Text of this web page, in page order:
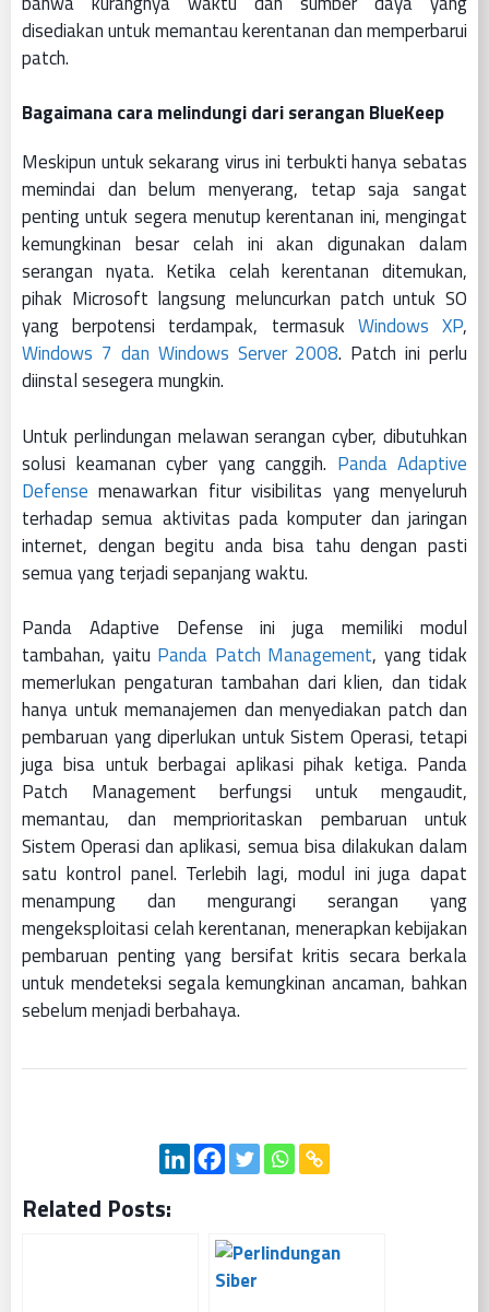
disediakan untuk memantau kerentanan dan memperbarui
patch.
Bagaimana cara melindungi dari serangan BlueKeep
Meskipun untuk sekarang virus ini terbukti hanya sebatas
memindai dan belum menyerang, tetap saja sangat
penting untuk segera menutup kerentanan ini, mengingat
kemungkinan besar celah ini akan digunakan dalam
serangan nyata. Ketika celah kerentanan ditemukan,
pihak Microsoft langsung meluncurkan patch untuk SO
yang berpotensi terdampak, termasuk Windows XP,
Windows 7 dan Windows Server 2008. Patch ini perlu
diinstal sesegera mungkin.
Untuk perlindungan melawan serangan cyber, dibutuhkan
solusi keamanan cyber yang canggih. Panda Adaptive
Defense menawarkan fitur visibilitas yang menyeluruh
terhadap semua aktivitas pada komputer dan jaringan
internet, dengan begitu anda bisa tahu dengan pasti
semua yang terjadi sepanjang waktu.
Panda Adaptive Defense ini juga memiliki modul
tambahan, yaitu Panda Patch Management, yang tidak
memerlukan pengaturan tambahan dari klien, dan tidak
hanya untuk memanajemen dan menyediakan patch dan
pembaruan yang diperlukan untuk Sistem Operasi, tetapi
juga bisa untuk berbagai aplikasi pihak ketiga. Panda
Patch Management berfungsi untuk mengaudit,
memantau, dan memprioritaskan pembaruan untuk
Sistem Operasi dan aplikasi, semua bisa dilakukan dalam
satu kontrol panel. Terlebih lagi, modul ini juga dapat
menampung dan mengurangi serangan yang
mengeksploitasi celah kerentanan, menerapkan kebijakan
pembaruan penting yang bersifat kritis secara berkala
untuk mendeteksi segala kemungkinan ancaman, bahkan
sebelum menjadi berbahaya.
Related Posts: